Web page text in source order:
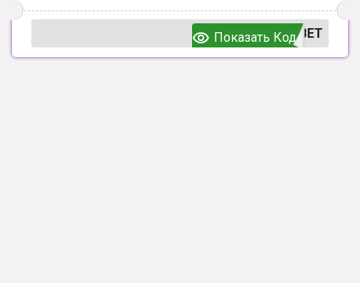
ВЕТ
Показать Код